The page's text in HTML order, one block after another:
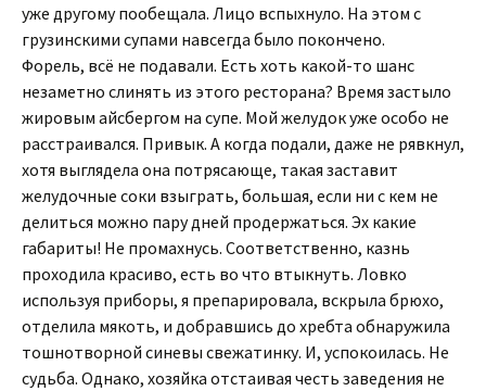
уже другому пообещала. Лицо вспыхнуло. На этом с
грузинскими супами навсегда было покончено.
Форель, всё не подавали. Есть хоть какой-то шанс
незаметно слинять из этого ресторана? Время застыло
жировым айсбергом на супе. Мой желудок уже особо не
расстраивался. Привык. А когда подали, даже не рявкнул,
хотя выглядела она потрясающе, такая заставит
желудочные соки взыграть, большая, если ни с кем не
делиться можно пару дней продержаться. Эх какие
габариты! Не промахнусь. Соответственно, казнь
проходила красиво, есть во что втыкнуть. Ловко
используя приборы, я препарировала, вскрыла брюхо,
отделила мякоть, и добравшись до хребта обнаружила
тошнотворной синевы свежатинку. И, успокоилась. Не
судьба. Однако, хозяйка отстаивая честь заведения не